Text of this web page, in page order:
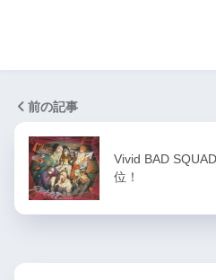
前の記事
Vivid BAD
位！